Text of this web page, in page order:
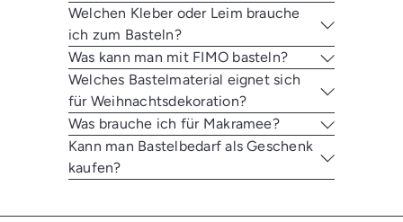
Welchen Kleber oder Leim brauche
ich zum Basteln?
Was kann man mit FIMO basteln?
Welches Bastelmaterial eignet sich
für Weihnachtsdekoration?
Was brauche ich für Makramee?
Kann man Bastelbedarf als Geschenk
kaufen?